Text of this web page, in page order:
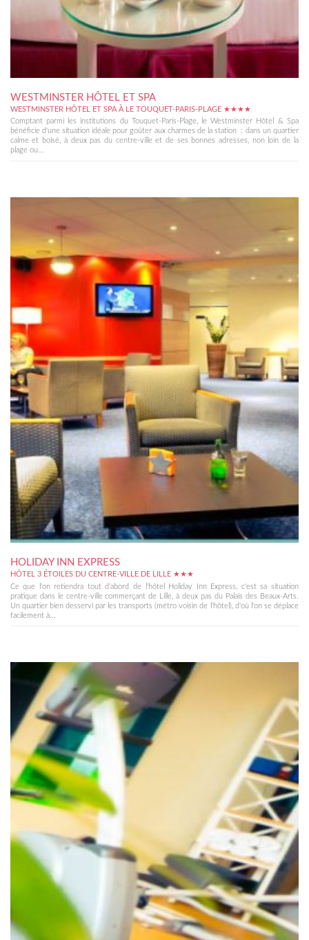
WESTMINSTER HÔTEL ET SPA
WESTMINSTER HÔTEL ET SPA À LE TOUQUET-PARIS-PLAGE ★★★★
Comptant parmi les institutions du Touquet-Paris-Plage, le Westminster Hôtel & Spa
bénéficie d'une situation idéale pour goûter aux charmes de la station : dans un quartier
calme et boisé, à deux pas du centre-ville et de ses bonnes adresses, non loin de la
plage ou...
HOLIDAY INN EXPRESS
HÔTEL 3 ÉTOILES DU CENTRE-VILLE DE LILLE ★★★
Ce que l'on retiendra tout d'abord de l'hôtel Holiday Inn Express, c'est sa situation
pratique dans le centre-ville commerçant de Lille, à deux pas du Palais des Beaux-Arts.
Un quartier bien desservi par les transports (métro voisin de l'hôtel), d'où l'on se déplace
facilement à...